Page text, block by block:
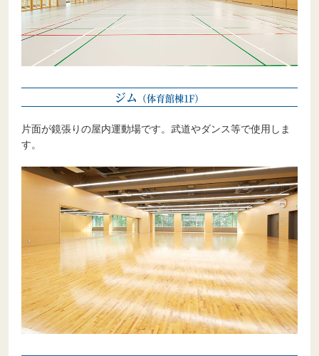
ジム （体育館棟1F）
片面が鏡張りの屋内運動場です。武道やダンス等で使用しま
す。